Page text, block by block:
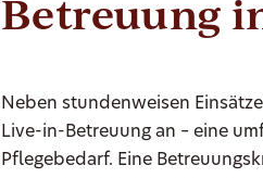
Betreuung
Neben stundenweisen
Live-in-Betreuung an – eine
Pflegebedarf. Eine